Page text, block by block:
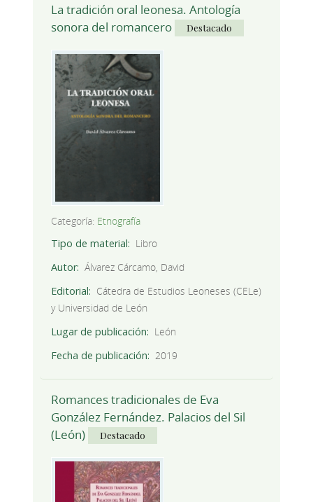
La tradición oral leonesa. Antología
sonora del romancero
Destacado
Categoría: Etnografía
Tipo de material
Libro
Autor
Álvarez Cárcamo, David
Editorial
Cátedra de Estudios Leoneses (CELe)
y Universidad de León
Lugar de publicación
León
Fecha de publicación
2019
Romances tradicionales de Eva
González Fernández. Palacios del Sil
(León)
Destacado